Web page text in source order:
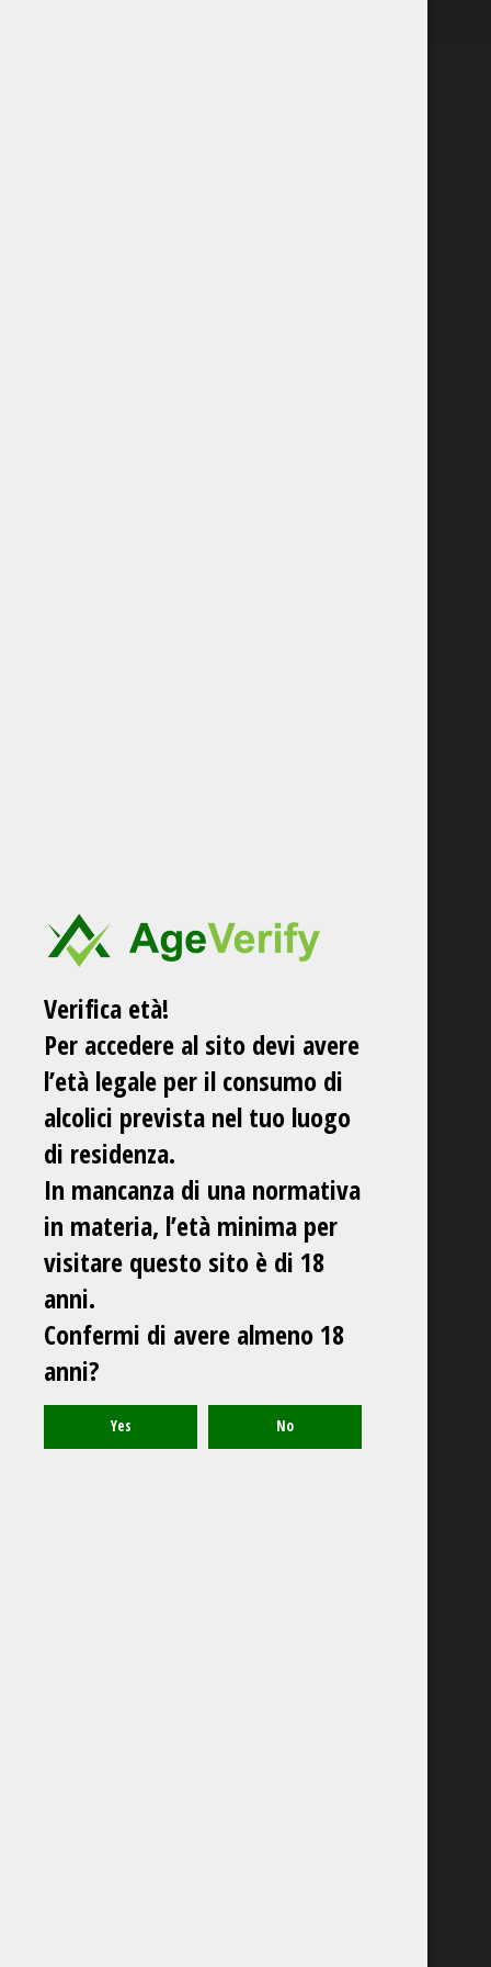
Verifica età!
Per accedere al sito devi avere
l’età legale per il consumo di
alcolici prevista nel tuo luogo
di residenza.
In mancanza di una normativa
in materia, l’età minima per
visitare questo sito è di 18
anni.
Confermi di avere almeno 18
anni?